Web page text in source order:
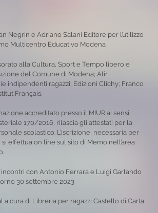
Negrin e Adriano Salani Editore per l’utilizzo
Multicentro Educativo Modena
alla Cultura, Sport e Tempo libero e
del Comune di Modena; Alir
indipendenti ragazzi; Edizioni Clichy; Franco
Français.
accreditato presso il MIUR ai sensi
170/2016, rilascia gli attestati per la
scolastico. L’iscrizione, necessaria per
si effettua on line sul sito di Memo nell’area
con Antonio Ferrara e Luigi Garlando
30 settembre 2023
a cura di Libreria per ragazzi Castello di Carta